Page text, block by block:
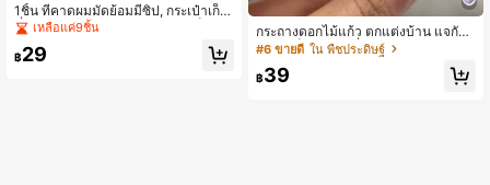
1ชิ้น ที่คาดผมมัดย้อมมีซิป, กระเป๋าเก็บ
ที่คาดผมอเนกประสงค์, สามารถเก็บเงิน
ประดับที่คาดผมโพลีเอสเตอร์แฟชั่น, กร
เหลือแค่9ชิ้น
฿29
กระถางดอกไม้แก้ว ตกแต่งบ้าน แจกัน
ขนาดเล็ก ดอกลิลลี่คัลลา ดอกทิวลิป พืช
เทียม ดอกไม้ของขวัญ ช่อดอกไม้แก้ว
(ทำด้วยมือ มีความแตกต่างของสีและข
#6 ขายดี ใน พืชประดิษฐ์
฿39